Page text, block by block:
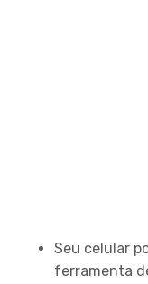
Seu celular
ferramenta